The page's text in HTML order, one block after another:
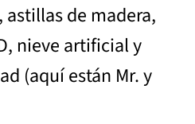
astillas de madera,
nieve artificial y
(aquí están Mr. y